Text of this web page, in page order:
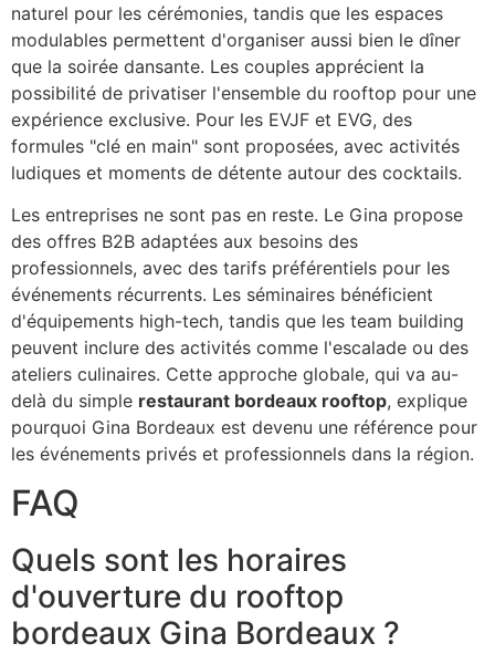
naturel pour les cérémonies, tandis que les espaces
modulables permettent d'organiser aussi bien le dîner
que la soirée dansante. Les couples apprécient la
possibilité de privatiser l'ensemble du rooftop pour une
expérience exclusive. Pour les EVJF et EVG, des
formules "clé en main" sont proposées, avec activités
ludiques et moments de détente autour des cocktails.
Les entreprises ne sont pas en reste. Le Gina propose
des offres B2B adaptées aux besoins des
professionnels, avec des tarifs préférentiels pour les
événements récurrents. Les séminaires bénéficient
d'équipements high-tech, tandis que les team building
peuvent inclure des activités comme l'escalade ou des
ateliers culinaires. Cette approche globale, qui va au-
delà du simple restaurant bordeaux rooftop, explique
pourquoi Gina Bordeaux est devenu une référence pour
les événements privés et professionnels dans la région.
FAQ
Quels sont les horaires
d'ouverture du rooftop
bordeaux Gina Bordeaux ?